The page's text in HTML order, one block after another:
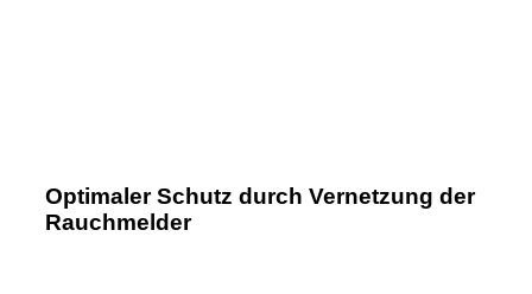
Optimaler Schutz durch Vernetzung der
Rauchmelder